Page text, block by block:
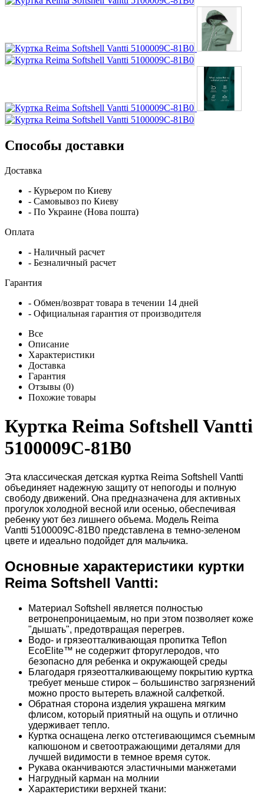
Способы доставки
Доставка
- Курьером по Киеву
- Самовывоз по Киеву
- По Украине (Нова пошта)
Оплата
- Наличный расчет
- Безналичный расчет
Гарантия
- Обмен/возврат товара в течении 14 дней
- Официальная гарантия от производителя
Все
Описание
Характеристики
Доставка
Гарантия
Отзывы (0)
Похожие товары
Куртка Reima Softshell Vantti
5100009C-81B0
Эта классическая детская куртка Reima Softshell Vantti
объединяет надежную защиту от непогоды и полную
свободу движений. Она предназначена для активных
прогулок холодной весной или осенью, обеспечивая
ребенку уют без лишнего объема. Модель Reima
Vantti 5100009C-81B0 представлена ​​в темно-зеленом
цвете и идеально подойдет для мальчика.
Основные характеристики куртки
Reima Softshell Vantti:
Материал Softshell является полностью
ветронепроницаемым, но при этом позволяет коже
"дышать", предотвращая перегрев.
Водо- и грязеотталкивающая пропитка Teflon
EcoElite™ не содержит фторуглеродов, что
безопасно для ребенка и окружающей среды
Благодаря грязеотталкивающему покрытию куртка
требует меньше стирок – большинство загрязнений
можно просто вытереть влажной салфеткой.
Обратная сторона изделия украшена мягким
флисом, который приятный на ощупь и отлично
удерживает тепло.
Куртка оснащена легко отстегивающимся съемным
капюшоном и светоотражающими деталями для
лучшей видимости в темное время суток.
Рукава оканчиваются эластичными манжетами
Нагрудный карман на молнии
Характеристики верхней ткани: